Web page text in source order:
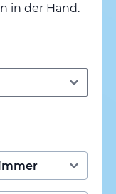
in der Hand.